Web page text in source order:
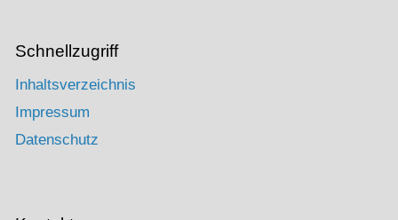
Schnellzugriff
Inhaltsverzeichnis
Impressum
Datenschutz